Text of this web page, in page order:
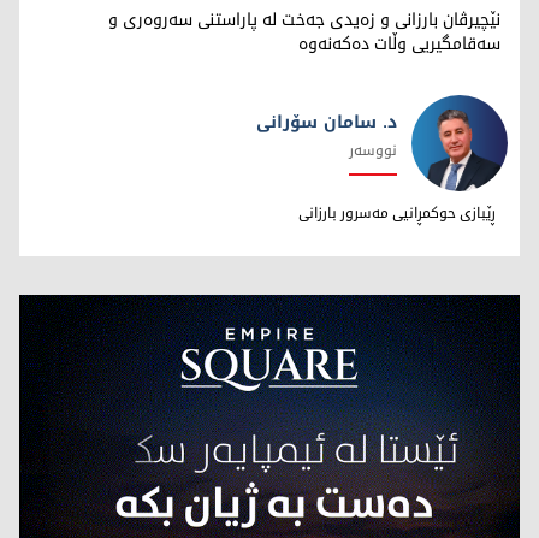
نێچیرڤان بارزانی و زەیدی جەخت لە پاراستنی سەروەری و
سەقامگیریی وڵات دەکەنەوە
د. سامان سۆرانی
د. سامان سۆرانی
نووسەر
ڕێبازی حوکمڕانیی مەسرور بارزانی